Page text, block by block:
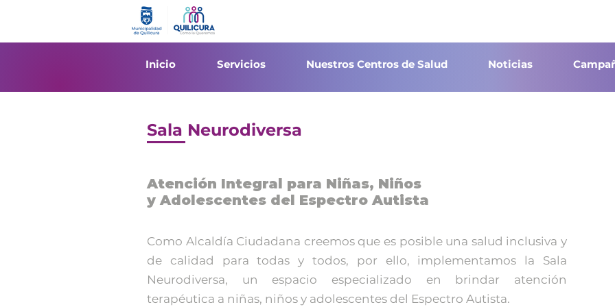
Inicio Servicios Nuestros Centros de Salud Noticias
Sala Neurodiversa
Atención Integral para Niñas, Niños
y Adolescentes del Espectro Autista
Como Alcaldía Ciudadana creemos que es posible una salud inclusiva y
de calidad para todas y todos, por ello, implementamos la Sala
Neurodiversa, un espacio especializado en brindar atención
terapéutica a niñas, niños y adolescentes del Espectro Autista.